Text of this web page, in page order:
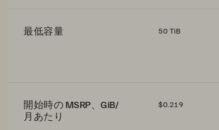
最低容量 50 TiB
開始時の MSRP、GiB/
月あたり
$0.219